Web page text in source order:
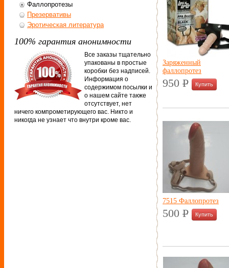
Заряженный
фаллопротез
950 P
УБ.
7515 Фаллопротез
500 P
УБ.
Фаллопротезы
Презервативы
Эротическая литература
100% гарантия анонимности
Все заказы тщательно
упакованы в простые
коробки без надписей.
Информация о
содержимом посылки и
о нашем сайте также
отсутствует, нет
ничего компрометирующего вас. Никто и
никогда не узнает что внутри кроме вас.